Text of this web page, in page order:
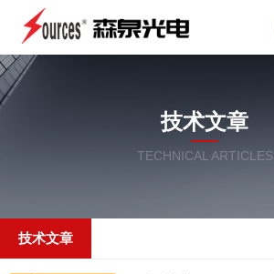
技术文章
TECHNICAL ARTICLES
技术文章